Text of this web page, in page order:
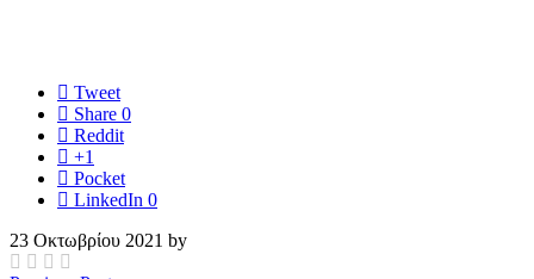
Tweet
Share 0
Reddit
+1
Pocket
LinkedIn 0
23 Οκτωβρίου 2021 by